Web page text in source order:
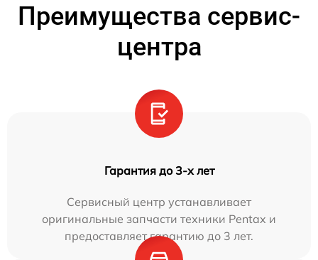
Преимущества сервис-
центра
Гарантия до 3-х лет
Сервисный центр устанавливает
оригинальные запчасти техники Pentax и
предоставляет гарантию до 3 лет.